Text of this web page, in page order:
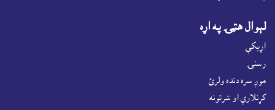
لېوال هټۍ په اړه
اړيکې
رسنۍ
موږ سره دنده ولرئ
کړنلارې او شرتونه